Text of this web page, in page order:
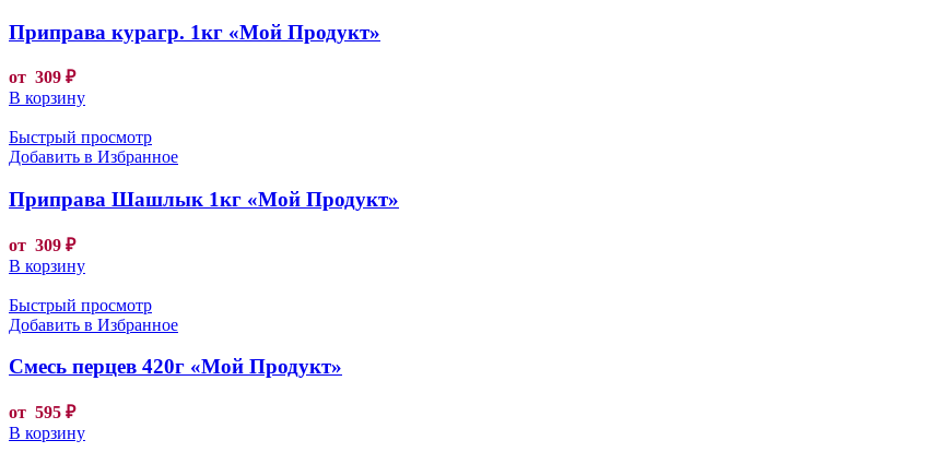
Приправа курагр. 1кг «Мой Продукт»
от 309 ₽
В корзину
Быстрый просмотр
Добавить в Избранное
Приправа Шашлык 1кг «Мой Продукт»
от 309 ₽
В корзину
Быстрый просмотр
Добавить в Избранное
Смесь перцев 420г «Мой Продукт»
от 595 ₽
В корзину